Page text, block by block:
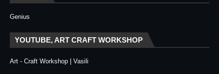
Genius
YOUTUBE, ART CRAFT WORKSHOP
Art - Craft Workshop | Vasili